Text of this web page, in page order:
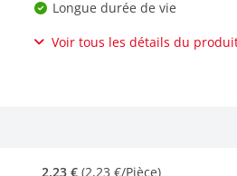
Longue durée de vie
Voir tous les détails du
2,23 € (2,23 €/Pièce)